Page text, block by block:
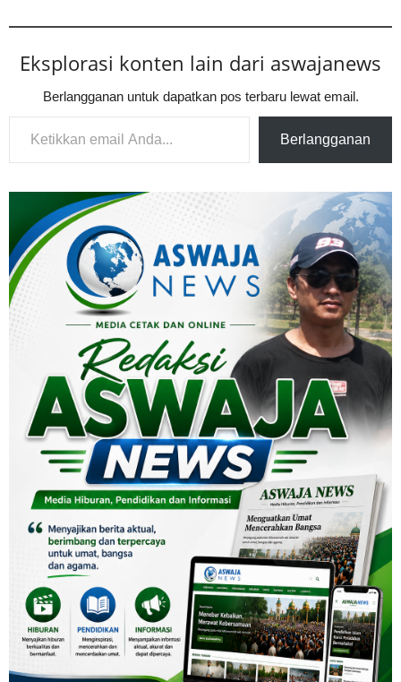
Eksplorasi konten lain dari aswajanews
Berlangganan untuk dapatkan pos terbaru lewat email.
Ketikkan email Anda...
Berlangganan